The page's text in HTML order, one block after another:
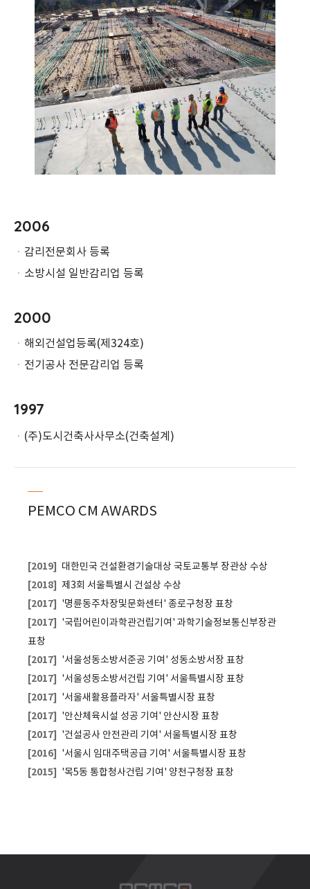
2006
ㆍ 감리전문회사 등록
ㆍ 소방시설 일반감리업 등록
2000
ㆍ 해외건설업등록(제324호)
ㆍ 전기공사 전문감리업 등록
1997
ㆍ (주)도시건축사사무소(건축설계)
─
PEMCO CM AWARDS
[2019] 대한민국 건설환경기술대상 국토교통부 장관상 수상
[2018] 제3회 서울특별시 건설상 수상
[2017] '명륜동주차장및문화센터' 종로구청장 표창
[2017]
'국립어린이과학관건립기여' 과학기술정보통신부장관
표창
[2017] '서울성동소방서준공 기여' 성동소방서장 표창
[2017] '서울성동소방서건립 기여' 서울특별시장 표창
[2017] '서울새활용플라자' 서울특별시장 표창
[2017] '안산체육시설 성공 기여' 안산시장 표창
[2017] '건설공사 안전관리 기여' 서울특별시장 표창
[2016] '서울시 임대주택공급 기여' 서울특별시장 표창
[2015] '목5동 통합청사건립 기여' 양천구청장 표창